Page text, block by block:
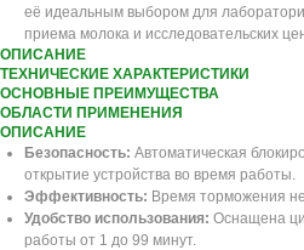
её идеальным выбором для
приема молока и исследовательских
ОПИСАНИЕ
ТЕХНИЧЕСКИЕ ХАРАКТЕРИСТИКИ
ОСНОВНЫЕ ПРЕИМУЩЕСТВА
ОБЛАСТИ ПРИМЕНЕНИЯ
ОПИСАНИЕ
Безопасность: Автоматическая
открытие устройства во время работы.
Эффективность: Время торможения
Удобство использования: Оснащена
работы от 1 до 99 минут.